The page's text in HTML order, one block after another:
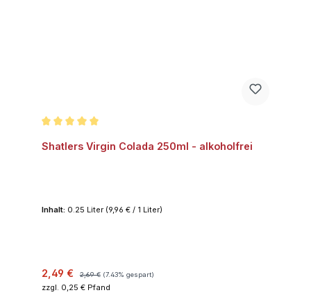
Shatlers Virgin Colada 250ml - alkoholfrei
Inhalt: 0.25 Liter (9,96 € / 1 Liter)
Verkaufspreis:
2,49 € 2,69 € (7.43% gespart)
zzgl. 0,25 € Pfand